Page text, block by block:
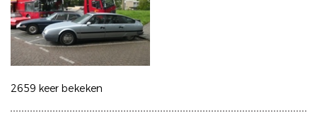
2659 keer bekeken